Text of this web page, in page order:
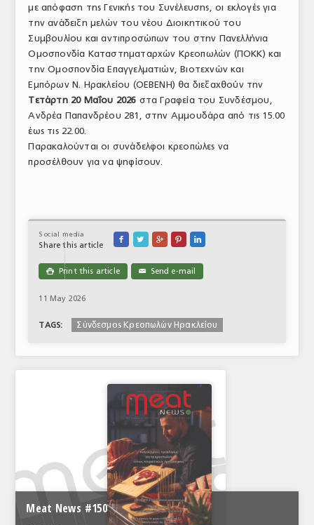
ΕΜΠΟΡΙΚΟΙ ΑΝΤΙΠΡΟΣΩΠΟΙ
ΕΛΛΗΝΙΚΗ ΝΟΜΟΘΕΣΙΑ
ΕΥΡΩΠΑΪΚΗ ΝΟΜΟΘΕΣΙΑ
ΤΟ ΠΕΡΙΟΔΙΚΟ
Profile
με απόφαση της Γενικής του Συνέλευσης, οι εκλογές για
την ανάδειξη μελών του νέου Διοικητικού του
Συμβουλίου και αντιπροσώπων του στην Πανελλήνια
Ομοσπονδία Καταστηματαρχών Κρεοπωλών (ΠΟΚΚ) και
την Ομοσπονδία Επαγγελματιών, Βιοτεχνών και
Εμπόρων Ν. Ηρακλείου (ΟΕΒΕΝΗ) θα διεξαχθούν την
Τετάρτη 20 Μαΐου 2026 στα Γραφεία του Συνδέσμου,
Ανδρέα Παπανδρέου 281, στην Αμμουδάρα από τις 15.00
έως τις 22.00.
Παρακαλούνται οι συνάδελφοι κρεοπώλες να
προσέλθουν για να ψηφίσουν.
Social media
Share this article
    
 Print this article ✉ Send e-mail
11 May 2026
TAGS: Σύνδεσμος Κρεοπωλών Ηρακλείου
Meat News #150